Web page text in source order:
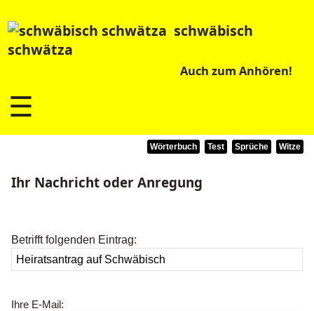
schwäbisch
schwätza
Auch zum Anhören!
☰
Wörterbuch Test Sprüche Witze
Ihr Nachricht oder Anregung
Betrifft folgenden Eintrag:
Ihre E-Mail: